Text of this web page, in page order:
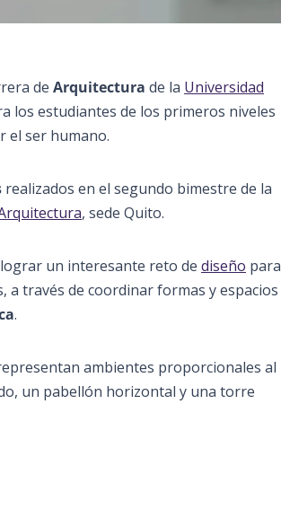
de Arquitectura de la Universidad
los estudiantes de los primeros niveles
el ser humano.
realizados en el segundo bimestre de la
, sede Quito.
un interesante reto de diseño para
a través de coordinar formas y espacios
.
ambientes proporcionales al
un pabellón horizontal y una torre